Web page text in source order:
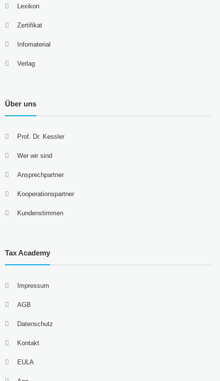
Lexikon
Zertifikat
Infomaterial
Verlag
Über uns
Prof. Dr. Kessler
Wer wir sind
Ansprechpartner
Kooperationspartner
Kundenstimmen
Tax Academy
Impressum
AGB
Datenschutz
Kontakt
EULA